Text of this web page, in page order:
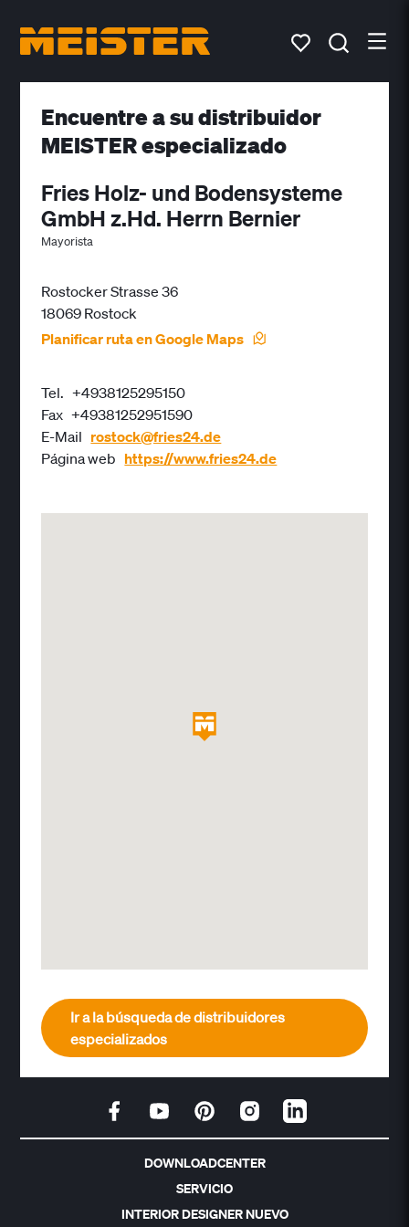
Encuentre a su distribuidor
MEISTER especializado
Fries Holz- und Bodensysteme
GmbH z.Hd. Herrn Bernier
Mayorista
Rostocker Strasse 36
18069 Rostock
Planificar ruta en Google Maps
Tel. +4938125295150
Fax +49381252951590
E-Mail rostock@fries24.de
Página web https://www.fries24.de
Ir a la búsqueda de distribuidores
especializados
DOWNLOADCENTER
SERVICIO
INTERIOR DESIGNER NUEVO